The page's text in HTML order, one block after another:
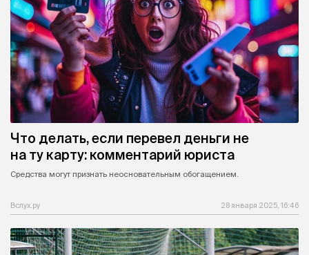
Что делать, если перевел деньги не
на ту карту: комментарий юриста
Средства могут признать неосновательным обогащением.
Вслух.ру 28 января 2025, 16:46